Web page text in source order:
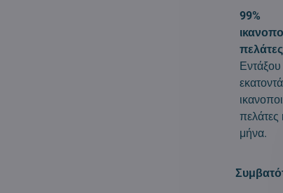
99%
πελάτες
πελάτες
μήνα.